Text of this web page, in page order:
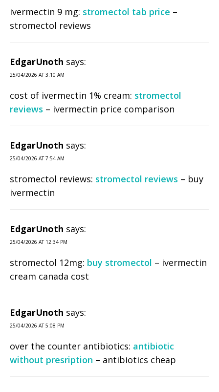
ivermectin 9 mg: stromectol tab price –
stromectol reviews
EdgarUnoth says:
25/04/2026 AT 3:10 AM
cost of ivermectin 1% cream: stromectol
reviews – ivermectin price comparison
EdgarUnoth says:
25/04/2026 AT 7:54 AM
stromectol reviews: stromectol reviews – buy
ivermectin
EdgarUnoth says:
25/04/2026 AT 12:34 PM
stromectol 12mg: buy stromectol – ivermectin
cream canada cost
EdgarUnoth says:
25/04/2026 AT 5:08 PM
over the counter antibiotics: antibiotic
without presription – antibiotics cheap